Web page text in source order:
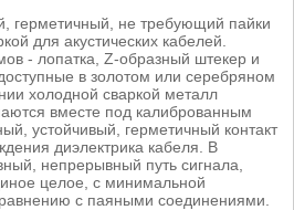
герметичный, не требующий пайки
для акустических кабелей.
- лопатка, Z-образный штекер и
в золотом или серебряном
холодной сваркой металл
вместе под калиброванным
устойчивый, герметичный контакт
диэлектрика кабеля. В
непрерывный путь сигнала,
целое, с минимальной
с паяными соединениями.